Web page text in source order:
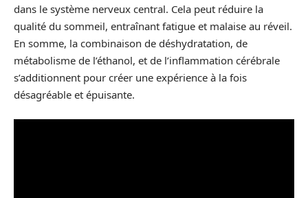
dans le système nerveux central. Cela peut réduire la
qualité du sommeil, entraînant fatigue et malaise au réveil.
En somme, la combinaison de déshydratation, de
métabolisme de l’éthanol, et de l’inflammation cérébrale
s’additionnent pour créer une expérience à la fois
désagréable et épuisante.